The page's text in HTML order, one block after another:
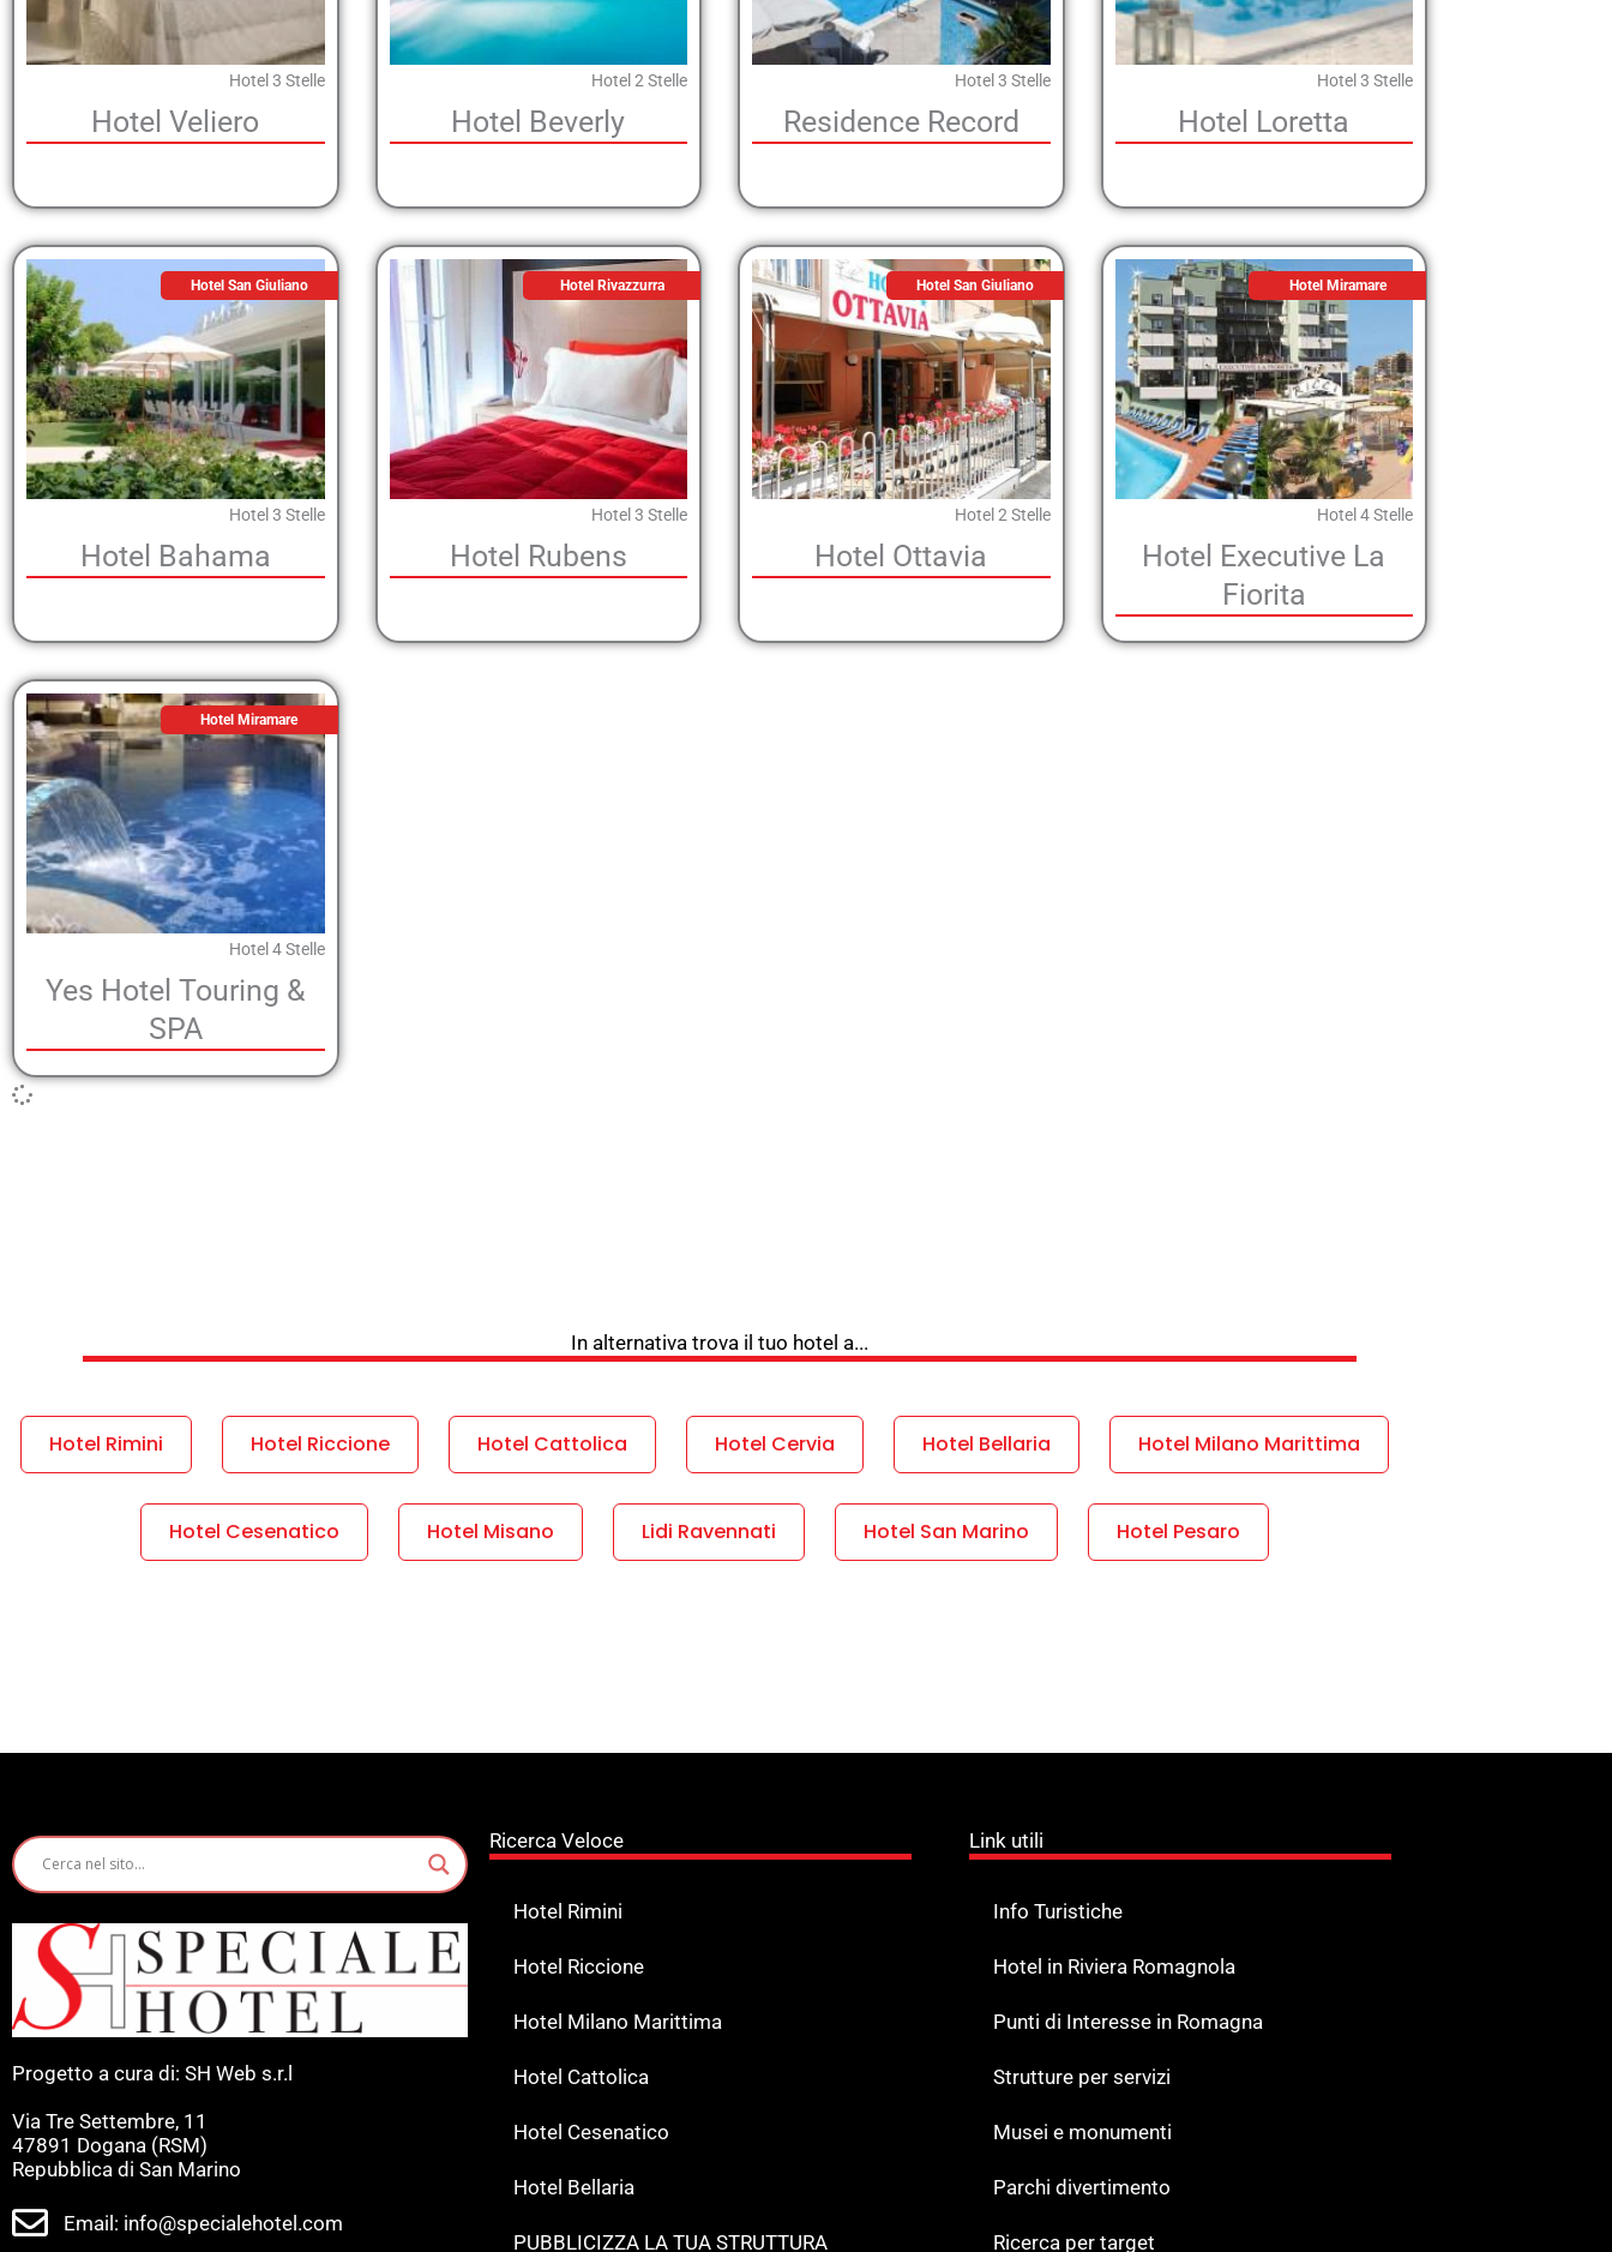
Hotel 3 Stelle
Hotel Veliero
Hotel 2 Stelle
Hotel Beverly
Hotel 3 Stelle
Residence Record
Hotel 3 Stelle
Hotel Loretta
Hotel San Giuliano
Hotel 3 Stelle
Hotel Bahama
Hotel Rivazzurra
Hotel 3 Stelle
Hotel Rubens
Hotel San Giuliano
Hotel 2 Stelle
Hotel Ottavia
Hotel Miramare
Hotel 4 Stelle
Hotel Executive La
Fiorita
Hotel Miramare
Hotel 4 Stelle
Yes Hotel Touring &
SPA
In alternativa trova il tuo hotel a...
Hotel Rimini Hotel Riccione Hotel Cattolica Hotel Cervia Hotel Bellaria Hotel Milano Marittima
Hotel Cesenatico Hotel Misano Lidi Ravennati Hotel San Marino Hotel Pesaro
Progetto a cura di: SH Web s.r.l
Via Tre Settembre, 11
47891 Dogana (RSM)
Repubblica di San Marino
Email: info@specialehotel.com
Ricerca Veloce
Hotel Rimini
Hotel Riccione
Hotel Milano Marittima
Hotel Cattolica
Hotel Cesenatico
Hotel Bellaria
PUBBLICIZZA LA TUA STRUTTURA
Link utili
Info Turistiche
Hotel in Riviera Romagnola
Punti di Interesse in Romagna
Strutture per servizi
Musei e monumenti
Parchi divertimento
Ricerca per target